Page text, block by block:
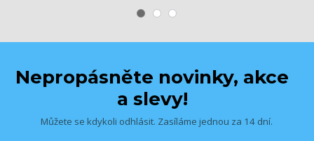
Nepropásněte novinky, akce
a slevy!
Můžete se kdykoli odhlásit. Zasíláme jednou za 14 dní.